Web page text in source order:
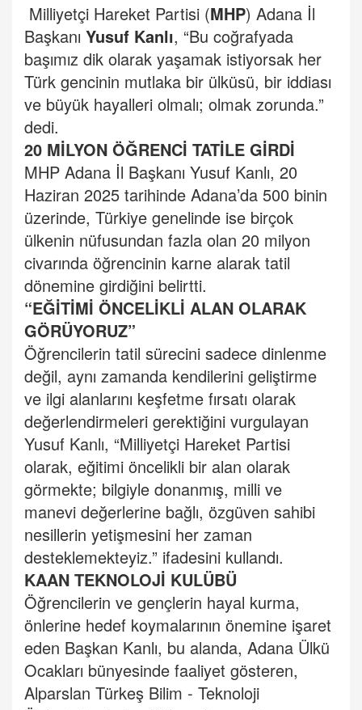
Milliyetçi Hareket Partisi (MHP) Adana İl
Başkanı Yusuf Kanlı, “Bu coğrafyada
başımız dik olarak yaşamak istiyorsak her
Türk gencinin mutlaka bir ülküsü, bir iddiası
ve büyük hayalleri olmalı; olmak zorunda.”
dedi.
20 MİLYON ÖĞRENCİ TATİLE GİRDİ
MHP Adana İl Başkanı Yusuf Kanlı, 20
Haziran 2025 tarihinde Adana’da 500 binin
üzerinde, Türkiye genelinde ise birçok
ülkenin nüfusundan fazla olan 20 milyon
civarında öğrencinin karne alarak tatil
dönemine girdiğini belirtti.
“EĞİTİMİ ÖNCELİKLİ ALAN OLARAK
GÖRÜYORUZ”
Öğrencilerin tatil sürecini sadece dinlenme
değil, aynı zamanda kendilerini geliştirme
ve ilgi alanlarını keşfetme fırsatı olarak
değerlendirmeleri gerektiğini vurgulayan
Yusuf Kanlı, “Milliyetçi Hareket Partisi
olarak, eğitimi öncelikli bir alan olarak
görmekte; bilgiyle donanmış, milli ve
manevi değerlerine bağlı, özgüven sahibi
nesillerin yetişmesini her zaman
desteklemekteyiz.” ifadesini kullandı.
KAAN TEKNOLOJİ KULÜBÜ
Öğrencilerin ve gençlerin hayal kurma,
önlerine hedef koymalarının önemine işaret
eden Başkan Kanlı, bu alanda, Adana Ülkü
Ocakları bünyesinde faaliyet gösteren,
Alparslan Türkeş Bilim - Teknoloji